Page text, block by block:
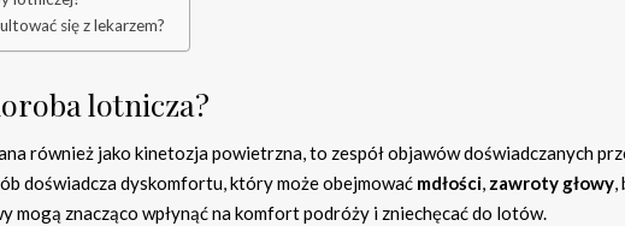
się z lekarzem?
lotnicza?
również jako kinetozja powietrzna, to zespół objawów doświadczanych
doświadcza dyskomfortu, który może obejmować mdłości, zawroty głowy,
mogą znacząco wpłynąć na komfort podróży i zniechęcać do lotów.